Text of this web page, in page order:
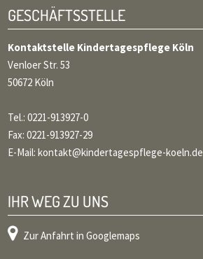
GESCHÄFTSSTELLE
Kontaktstelle Kindertagespflege Köln
Venloer Str. 53
50672 Köln
Tel.: 0221-913927-0
Fax: 0221-913927-29
E-Mail: kontakt@kindertagespflege-koeln.de
IHR WEG ZU UNS
Zur Anfahrt in Googlemaps